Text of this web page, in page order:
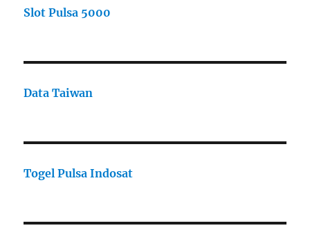
Slot Pulsa 5000
Data Taiwan
Togel Pulsa Indosat